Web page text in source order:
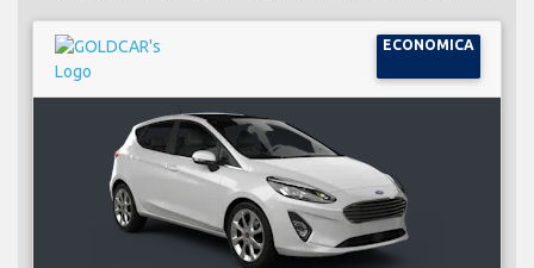
ECONOMICA